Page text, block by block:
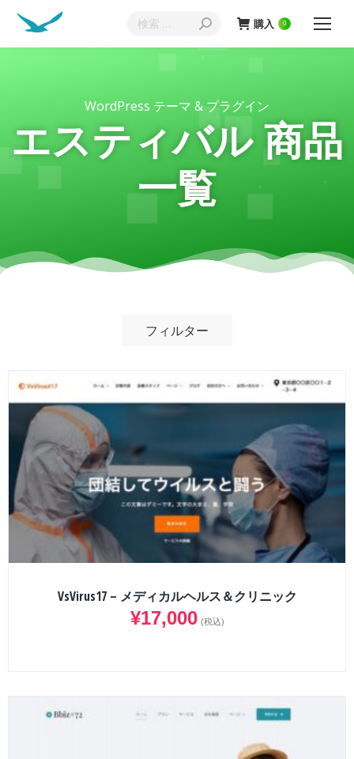
購入 0
WordPress テーマ & プラグイン
エスティバル 商品
一覧
フィルター
VsVirus17 – メディカルヘルス＆クリニック
¥17,000 (税込)